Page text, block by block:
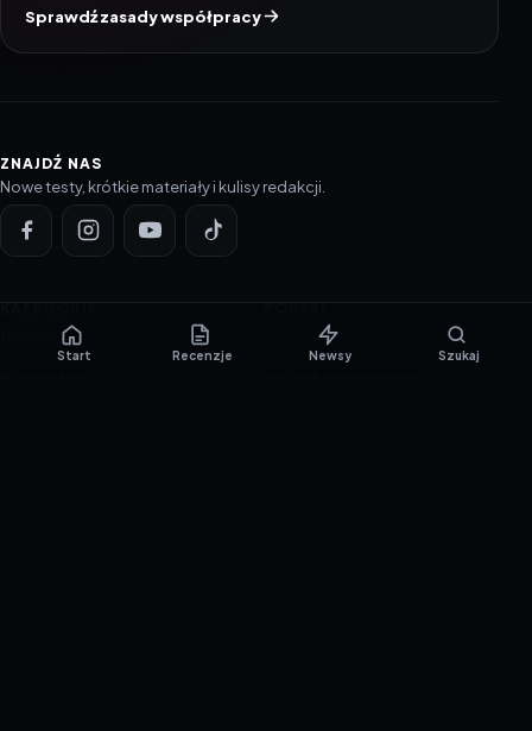
Sprawdź zasady współpracy
ZNAJDŹ NAS
Nowe testy, krótkie materiały i kulisy redakcji.
NOWINKI Informacje o ciasteczkach
Start Recenzje Newsy Szukaj